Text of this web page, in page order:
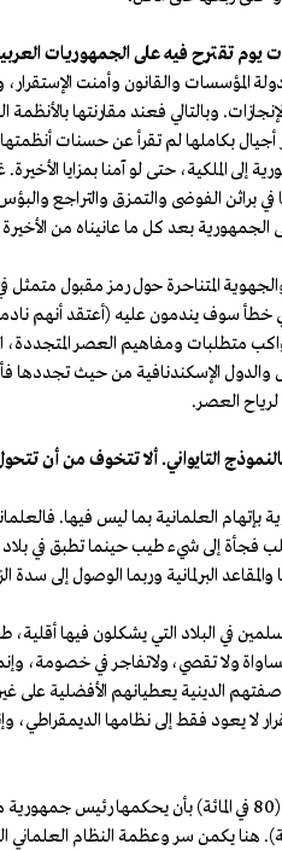
تقترح فيه على الجمهوريات العربية
المؤسسات والقانون وأمنت
وبالتالي فعند مقارنتها
أجيال بكاملها لم تقرأ عن حسنات
إلى الملكية، حتى لو آمنا بمزايا
براثن الفوضى والتمزق والتراجع
بعد كل ما عانيناه من
المتناحرة حول رمز مقبول
خطأ سوف يندمون عليه (أعتقد أنهم
متطلبات ومفاهيم العصر
والدول الإسكندنافية من حيث
العصر.
التايواني. ألا تتخوف من أن
بإتهام العلمانية بما ليس فيها.
إلى شيء طيب حينما تطبق في بلاد
البرلمانية وربما الوصول إلى سدة
في البلاد التي يشكلون فيها أقلية،
ولا تقصي، ولاتفاجر في خصومة،
الدينية يعطيانهم الأفضلية
يعود فقط إلى نظامها الديمقراطي،
في المائة) وزعيمة حزب حاكم من الأقلية المسيحية (نحو 2 في